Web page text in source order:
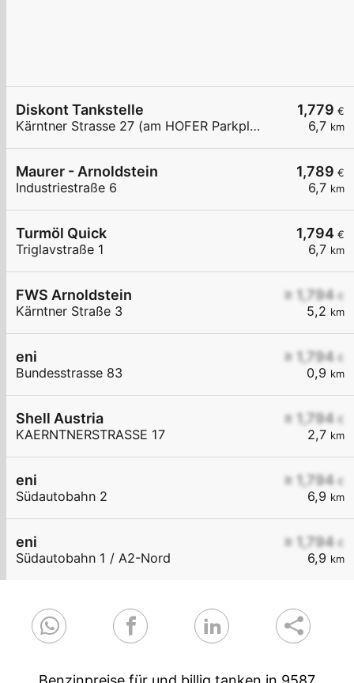
1,779 €
6,7 km
Diskont Tankstelle
Kärntner Strasse 27 (am HOFER Parkplatz)
1,789 €
6,7 km
Maurer - Arnoldstein
Industriestraße 6
1,794 €
6,7 km
Turmöl Quick
Triglavstraße 1
≥ 1,794 €
5,2 km
FWS Arnoldstein
Kärntner Straße 3
≥ 1,794 €
0,9 km
eni
Bundesstrasse 83
≥ 1,794 €
2,7 km
Shell Austria
KAERNTNERSTRASSE 17
≥ 1,794 €
6,9 km
eni
Südautobahn 2
≥ 1,794 €
6,9 km
eni
Südautobahn 1 / A2-Nord